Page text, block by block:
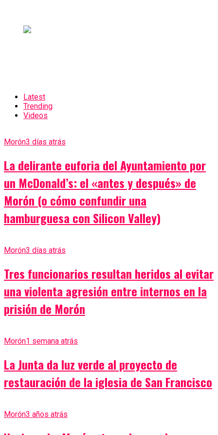
Latest
Trending
Videos
Morón3 días atrás
La delirante euforia del Ayuntamiento por
un McDonald’s: el «antes y después» de
Morón (o cómo confundir una
hamburguesa con Silicon Valley)
Morón3 días atrás
Tres funcionarios resultan heridos al evitar
una violenta agresión entre internos en la
prisión de Morón
Morón1 semana atrás
La Junta da luz verde al proyecto de
restauración de la iglesia de San Francisco
Morón3 años atrás